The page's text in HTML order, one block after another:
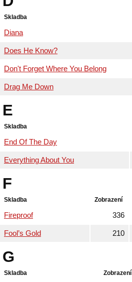
Skladba
Diana
Does He Know?
Don't Forget Where You Belong
Drag Me Down
E
Skladba
End Of The Day
Everything About You
F
Skladba Zobrazení
Fireproof 336
Fool’s Gold 210
G
Skladba Zobrazení